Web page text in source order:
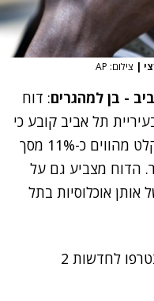
| צילום: AP
- בן למהגרים: דוח
תל אביב קובע כי
ילדי מהגרי העבודה ומבקשי המקלט מהווים כ-11% מסך
בעיר. הדוח מצביע גם על
של אותן אוכלוסיות בתל
רוצים לקבל עדכונים נוספים? הצטרפו לחדשות 2